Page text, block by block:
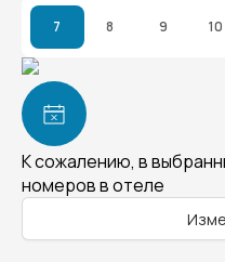
7 8 9 10
К сожалению, в
номеров в отеле